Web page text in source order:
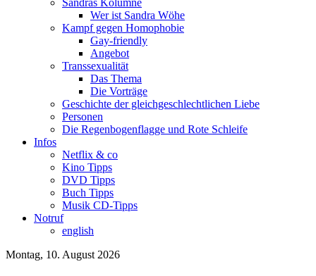
Sandras Kolumne
Wer ist Sandra Wöhe
Kampf gegen Homophobie
Gay-friendly
Angebot
Transsexualität
Das Thema
Die Vorträge
Geschichte der gleichgeschlechtlichen Liebe
Personen
Die Regenbogenflagge und Rote Schleife
Infos
Netflix & co
Kino Tipps
DVD Tipps
Buch Tipps
Musik CD-Tipps
Notruf
english
Montag, 10. August 2026